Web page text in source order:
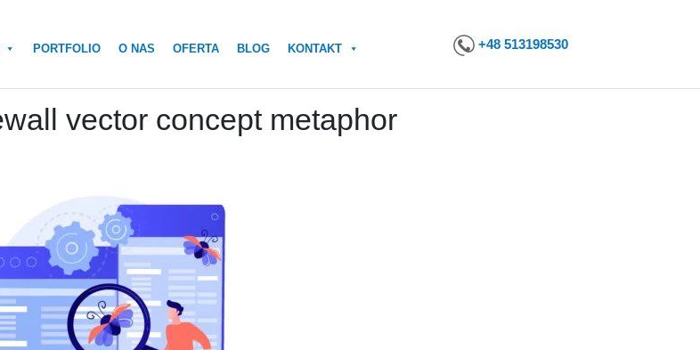
PORTFOLIO O NAS OFERTA BLOG KONTAKT +48 513198530
vector concept metaphor